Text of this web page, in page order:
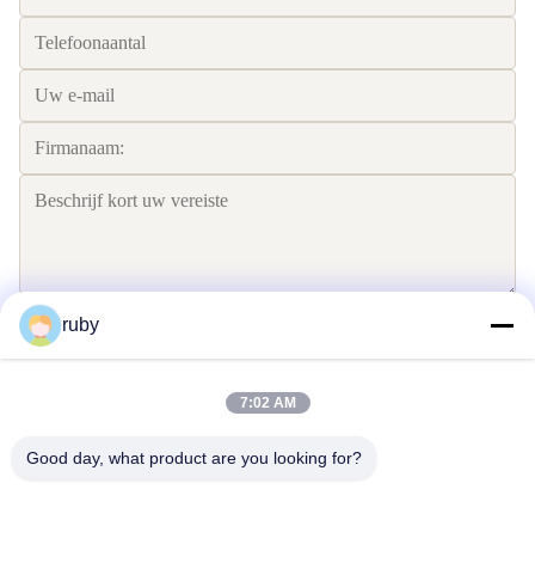
ruby
7:02 AM
Good day, what product are you looking for?